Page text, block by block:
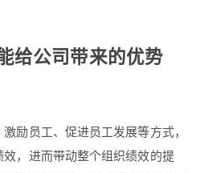
给公司带来的优势
励员工、促进员工发展等方式，
，进而带动整个组织绩效的提